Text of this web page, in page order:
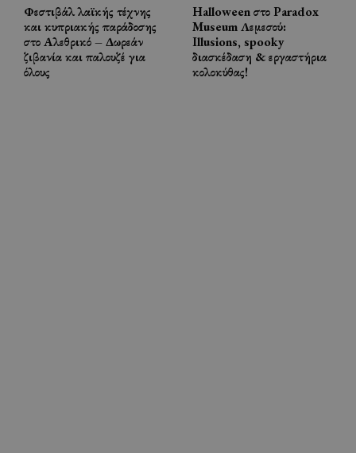
Φεστιβάλ λαϊκής τέχνης
και κυπριακής παράδοσης
στο Αλεθρικό – Δωρεάν
ζιβανία και παλουζέ για
όλους
Halloween στο Paradox
Museum Λεμεσού:
Illusions, spooky
διασκέδαση & εργαστήρια
κολοκύθας!